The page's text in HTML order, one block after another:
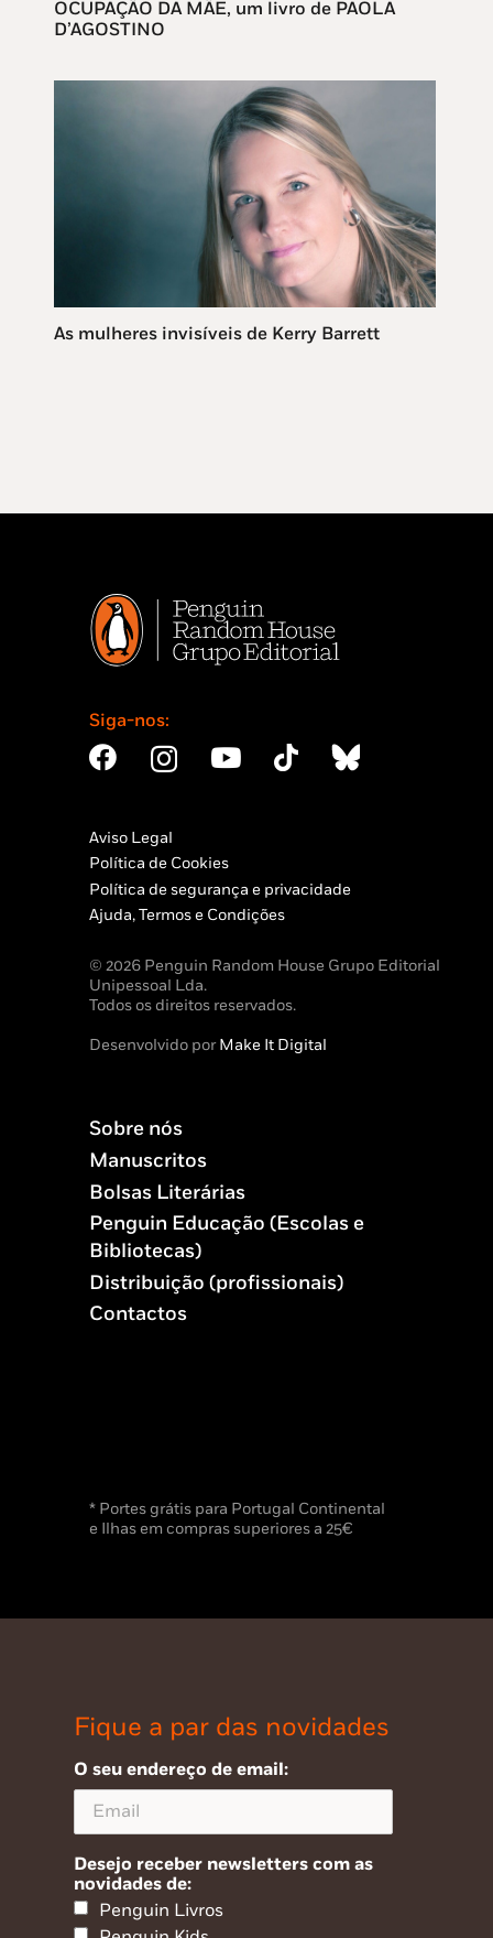
OCUPAÇÃO DA MÃE, um livro de PAOLA
D’AGOSTINO
As mulheres invisíveis de Kerry Barrett
Siga-nos:
Aviso Legal
Política de Cookies
Política de segurança e privacidade
Ajuda, Termos e Condições
© 2026 Penguin Random House Grupo Editorial
Unipessoal Lda.
Todos os direitos reservados.
Desenvolvido porMake It Digital
Sobre nós
Manuscritos
Bolsas Literárias
Penguin Educação (Escolas e
Bibliotecas)
Distribuição (profissionais)
Contactos
* Portes grátis para Portugal Continental
e Ilhas em compras superiores a 25€
Fique a par das novidades
O seu endereço de email:
Desejo receber newsletters com as
novidades de:
Penguin Livros